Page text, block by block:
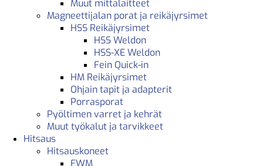
Muut mittalaitteet
Magneettijalan porat ja reikäjyrsimet
HSS Reikäjyrsimet
HSS Weldon
HSS-XE Weldon
Fein Quick-in
HM Reikäjyrsimet
Ohjain tapit ja adapterit
Porrasporat
Pyöltimen varret ja kehrät
Muut työkalut ja tarvikkeet
Hitsaus
Hitsauskoneet
EWM